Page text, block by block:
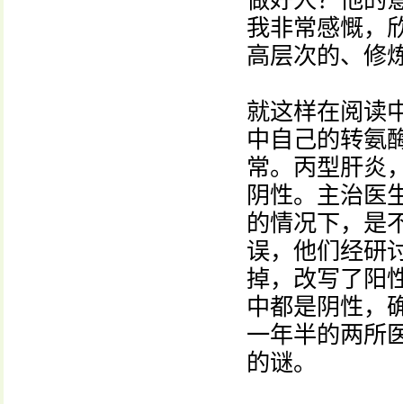
我非常感慨，
高层次的、修
就这样在阅读
中自己的转氨
常。丙型肝炎
阴性。主治医
的情况下，是
误，他们经研
掉，改写了阳
中都是阴性，
一年半的两所
的谜。